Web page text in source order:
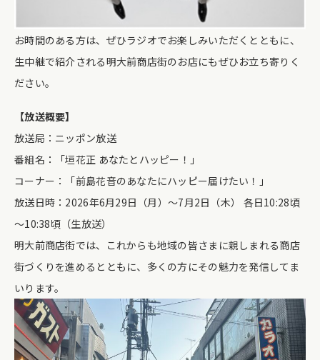
お時間のある方は、ぜひラジオでお楽しみいただくとともに、
生中継で紹介される明大前商店街のお店にもぜひお立ち寄りく
ださい。
【放送概要】
放送局：ニッポン放送
番組名：「垣花正 あなたとハッピー！」
コーナー：「前島花音のあなたにハッピー届けたい！」
放送日時：2026年6月29日（月）～7月2日（木） 各日10:28頃
～10:38頃（生放送）
明大前商店街では、これからも地域の皆さまに親しまれる商店
街づくりを進めるとともに、多くの方にその魅力を発信してま
いります。